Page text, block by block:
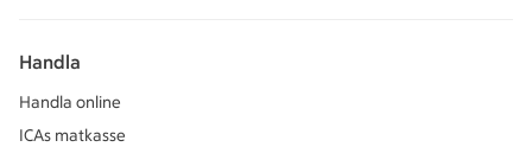
Handla
Handla online
ICAs matkasse